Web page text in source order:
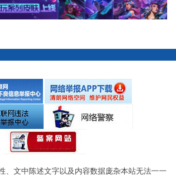
、文中陈述文字以及内容数据庞杂本站无法一一